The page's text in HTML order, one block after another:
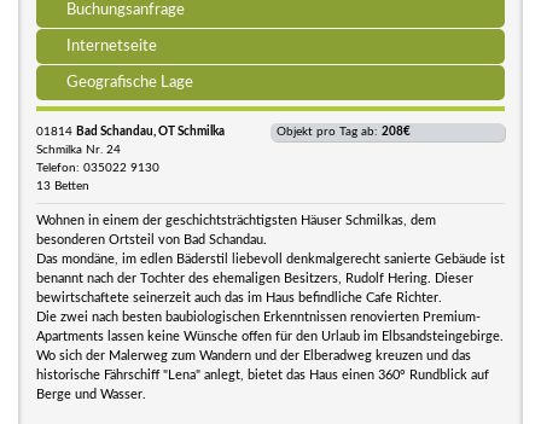
Buchungsanfrage
Internetseite
Geografische Lage
01814 Bad Schandau, OT Schmilka
Schmilka Nr. 24
Telefon: 035022 9130
13 Betten
Objekt pro Tag ab: 208€
Wohnen in einem der geschichtsträchtigsten Häuser Schmilkas, dem
besonderen Ortsteil von Bad Schandau.
Das mondäne, im edlen Bäderstil liebevoll denkmalgerecht sanierte Gebäude ist
benannt nach der Tochter des ehemaligen Besitzers, Rudolf Hering. Dieser
bewirtschaftete seinerzeit auch das im Haus befindliche Cafe Richter.
Die zwei nach besten baubiologischen Erkenntnissen renovierten Premium-
Apartments lassen keine Wünsche offen für den Urlaub im Elbsandsteingebirge.
Wo sich der Malerweg zum Wandern und der Elberadweg kreuzen und das
historische Fährschiff "Lena" anlegt, bietet das Haus einen 360° Rundblick auf
Berge und Wasser.